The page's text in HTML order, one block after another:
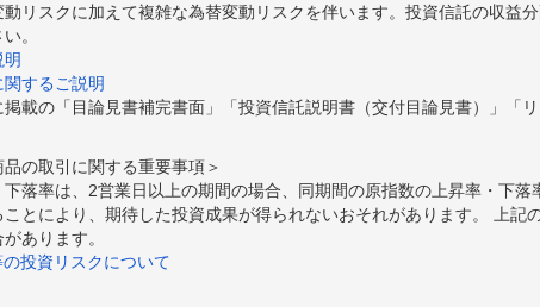
リスクに加えて複雑な為替変動リスクを伴います。投資信託の収益
。
するご説明
載の「目論見書補完書面」「投資信託説明書（交付目論見書）」「
の取引に関する重要事項＞
落率は、2営業日以上の期間の場合、同期間の原指数の上昇率・下
とにより、期待した投資成果が得られないおそれがあります。 上記
あります。
投資リスクについて